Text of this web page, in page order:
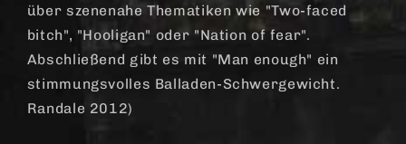
über szenenahe Thematiken wie "Two-faced
bitch", "Hooligan" oder "Nation of fear".
Abschließend gibt es mit "Man enough" ein
stimmungsvolles Balladen-Schwergewicht.
Randale 2012)